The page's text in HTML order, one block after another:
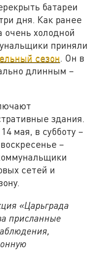
батареи
дня. Как ранее
очень холодной
приняли
сезон. Он в
длинным –
здания.
мая, в субботу –
–
сетей и
«Царьграда
присланные